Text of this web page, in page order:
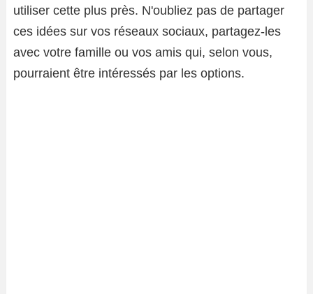
utiliser cette plus près. N'oubliez pas de partager
ces idées sur vos réseaux sociaux, partagez-les
avec votre famille ou vos amis qui, selon vous,
pourraient être intéressés par les options.